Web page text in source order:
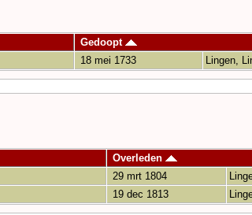
Gedoopt
18 mei 1733 Lingen,
Overleden
29 mrt 1804
19 dec 1813